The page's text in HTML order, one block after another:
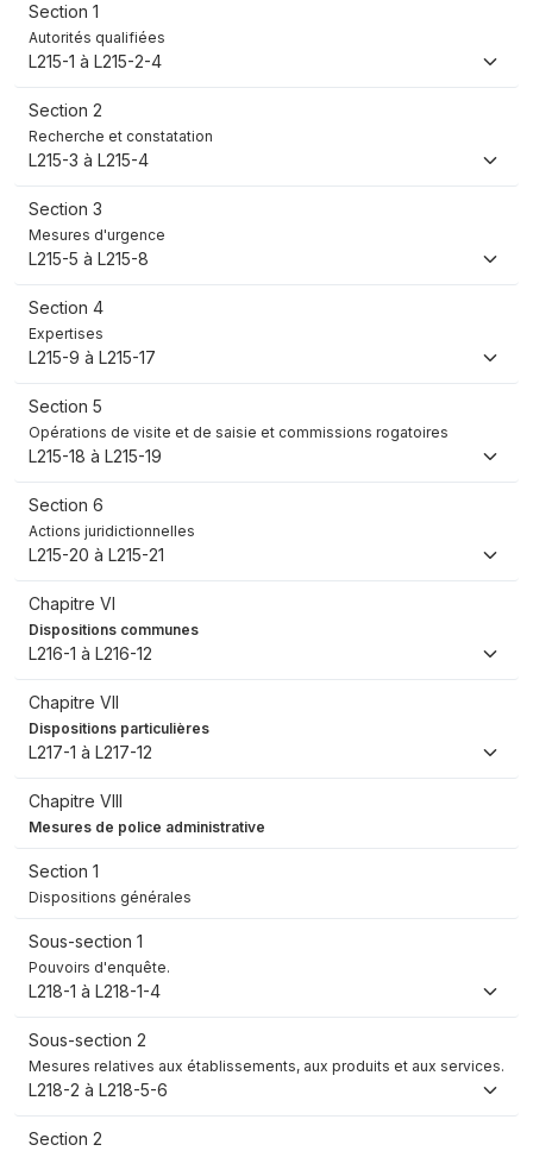
Section 1
Autorités qualifiées
L215-1 à L215-2-4
Section 2
Recherche et constatation
L215-3 à L215-4
Section 3
Mesures d'urgence
L215-5 à L215-8
Section 4
Expertises
L215-9 à L215-17
Section 5
Opérations de visite et de saisie et commissions rogatoires
L215-18 à L215-19
Section 6
Actions juridictionnelles
L215-20 à L215-21
Chapitre VI
Dispositions communes
L216-1 à L216-12
Chapitre VII
Dispositions particulières
L217-1 à L217-12
Chapitre VIII
Mesures de police administrative
Section 1
Dispositions générales
Sous-section 1
Pouvoirs d'enquête.
L218-1 à L218-1-4
Sous-section 2
Mesures relatives aux établissements, aux produits et aux services.
L218-2 à L218-5-6
Section 2